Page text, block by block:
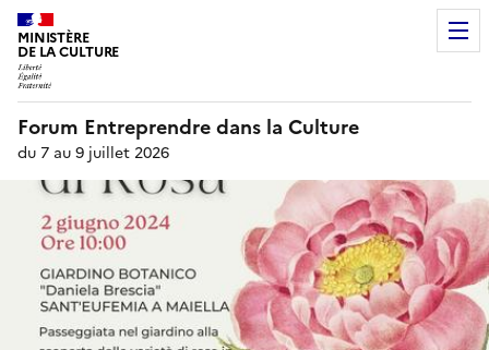
MINISTÈRE
DE LA CULTURE
Forum Entreprendre dans la Culture
du 7 au 9 juillet 2026